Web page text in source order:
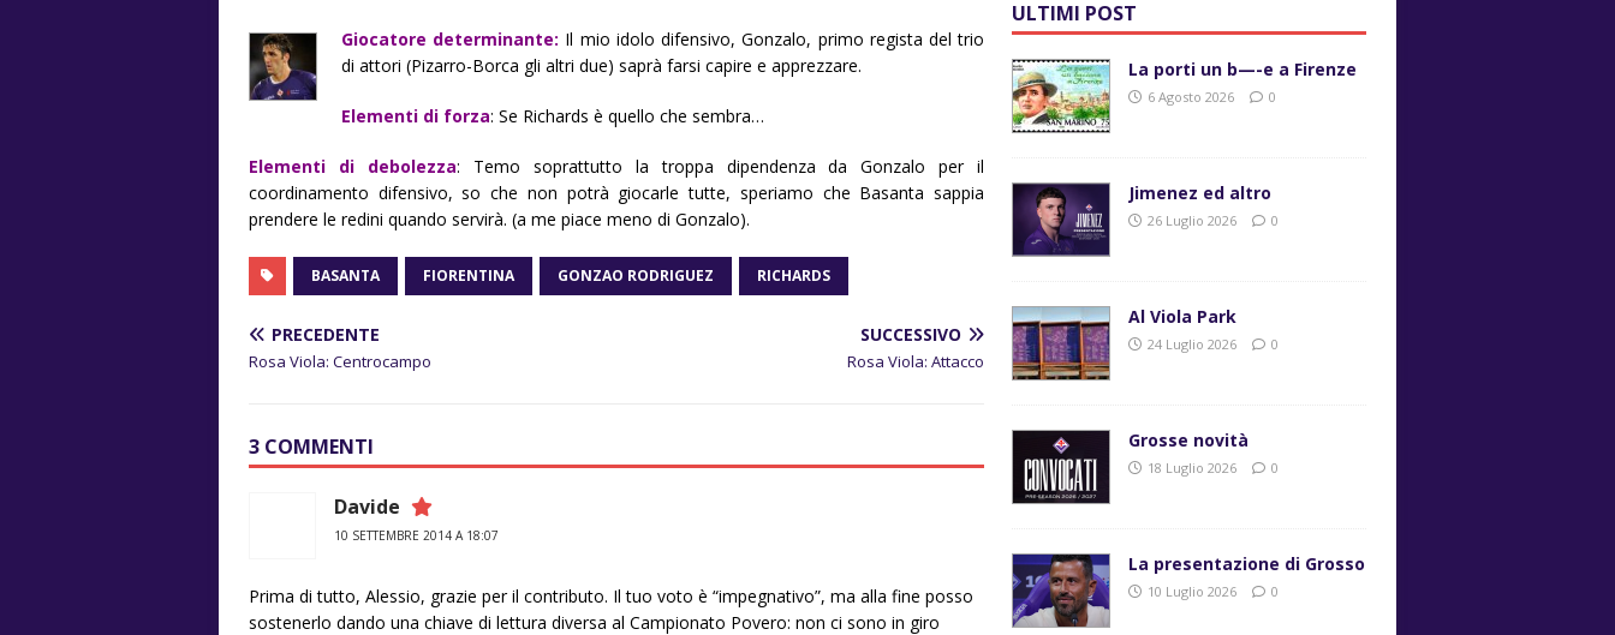
Giocatore determinante: Il mio idolo difensivo, Gonzalo, primo regista del trio
di attori (Pizarro-Borca gli altri due) saprà farsi capire e apprezzare.
Elementi di forza: Se Richards è quello che sembra…
Elementi di debolezza: Temo soprattutto la troppa dipendenza da Gonzalo per il
coordinamento difensivo, so che non potrà giocarle tutte, speriamo che Basanta sappia
prendere le redini quando servirà. (a me piace meno di Gonzalo).
BASANTA FIORENTINA GONZAO RODRIGUEZ RICHARDS
PRECEDENTE
Rosa Viola: Centrocampo
SUCCESSIVO
Rosa Viola: Attacco
3 COMMENTI
Davide
10 SETTEMBRE 2014 A 18:07
Prima di tutto, Alessio, grazie per il contributo. Il tuo voto è “impegnativo”, ma alla fine posso
sostenerlo dando una chiave di lettura diversa al Campionato Povero: non ci sono in giro
ULTIMI POST
La porti un b—-e a Firenze
6 Agosto 2026 0
Jimenez ed altro
26 Luglio 2026 0
Al Viola Park
24 Luglio 2026 0
Grosse novità
18 Luglio 2026 0
La presentazione di Grosso
10 Luglio 2026 0